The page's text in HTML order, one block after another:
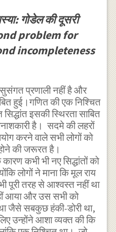
गोडेल की दूसरी
problem for
incompleteness
प्रणाली नहीं है और
हुई।गणित की एक निश्चित
इसकी स्थिरता साबित
है। सदमे की लहरों
करने वाले सभी लोगों को
की जरूरत है।
कभी भी नए सिद्धांतों को
लोगों ने माना कि मूल राय
भी पूरी तरह से आश्वस्त नहीं था
आया और उस सभी को
जैसे सबकुछ हंकी-डोरी था,
उन्होंने आशा व्यक्त की कि